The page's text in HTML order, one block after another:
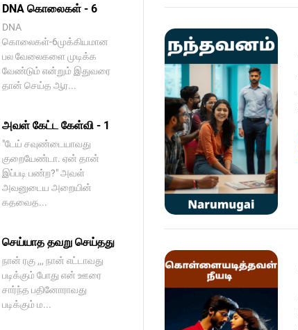
DNA கொலைகள் - 6
DNA
கொலைகள்-6முக்கியமான
பல வேலைகளை முடிக்க
வேண்டும் என்றும் இதுவரை
தான் செய்த ஆர...
அவள் கேட்ட கேள்வி - 1
"டேய் சவுண்டையாவது
குறையேண்டா. ஏன் தான்
இப்படி பண்ற?" அவள்
அவனுடைய அறையின்
கதவைத...
செய்யாத தவறு செய்தது
நான் ரகு ,,, நான் எட்டாவது
படிக்கும் போது என் ஊரை
சார்ந்த பதினோராவது
படிக்கும் ம...